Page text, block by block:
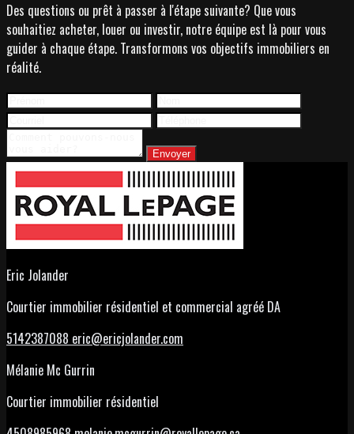
Des questions ou prêt à passer à l'étape suivante? Que vous
souhaitiez acheter, louer ou investir, notre équipe est là pour vous
guider à chaque étape. Transformons vos objectifs immobiliers en
réalité.
Envoyer
Eric Jolander
Courtier immobilier résidentiel et commercial agréé DA
5142387088 eric@ericjolander.com
Mélanie Mc Gurrin
Courtier immobilier résidentiel